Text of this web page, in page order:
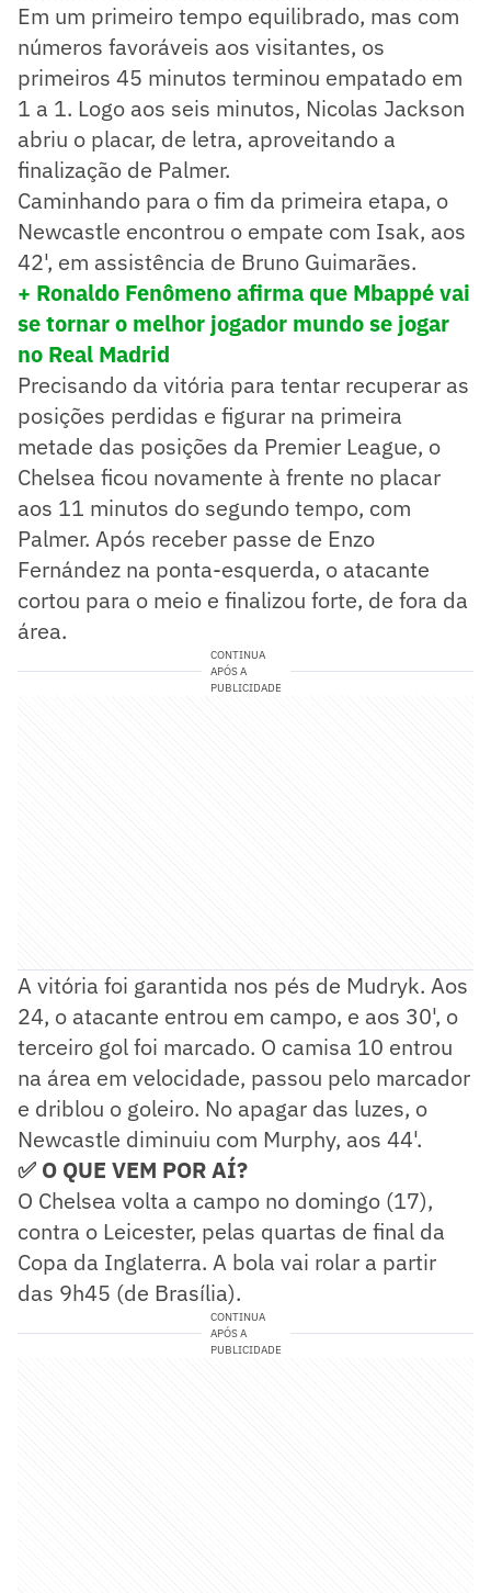
Em um primeiro tempo equilibrado, mas com
números favoráveis aos visitantes, os
primeiros 45 minutos terminou empatado em
1 a 1. Logo aos seis minutos, Nicolas Jackson
abriu o placar, de letra, aproveitando a
finalização de Palmer.
Caminhando para o fim da primeira etapa, o
Newcastle encontrou o empate com Isak, aos
42', em assistência de Bruno Guimarães.
+ Ronaldo Fenômeno afirma que Mbappé vai
se tornar o melhor jogador mundo se jogar
no Real Madrid
Precisando da vitória para tentar recuperar as
posições perdidas e figurar na primeira
metade das posições da Premier League, o
Chelsea ficou novamente à frente no placar
aos 11 minutos do segundo tempo, com
Palmer. Após receber passe de Enzo
Fernández na ponta-esquerda, o atacante
cortou para o meio e finalizou forte, de fora da
área.
CONTINUA
APÓS A
PUBLICIDADE
A vitória foi garantida nos pés de Mudryk. Aos
24, o atacante entrou em campo, e aos 30', o
terceiro gol foi marcado. O camisa 10 entrou
na área em velocidade, passou pelo marcador
e driblou o goleiro. No apagar das luzes, o
Newcastle diminuiu com Murphy, aos 44'.
✅ O QUE VEM POR AÍ?
O Chelsea volta a campo no domingo (17),
contra o Leicester, pelas quartas de final da
Copa da Inglaterra. A bola vai rolar a partir
das 9h45 (de Brasília).
CONTINUA
APÓS A
PUBLICIDADE